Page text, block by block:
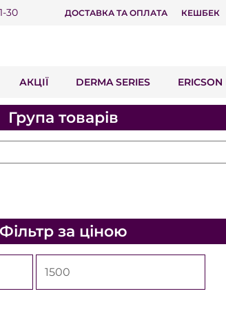
30 ДОСТАВКА ТА ОПЛАТА КЕШБЕК
АКЦІЇ DERMA SERIES
Група товарів
Фільтр за ціною